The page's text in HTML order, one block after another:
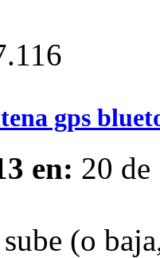
gps
en: 20 de
(o